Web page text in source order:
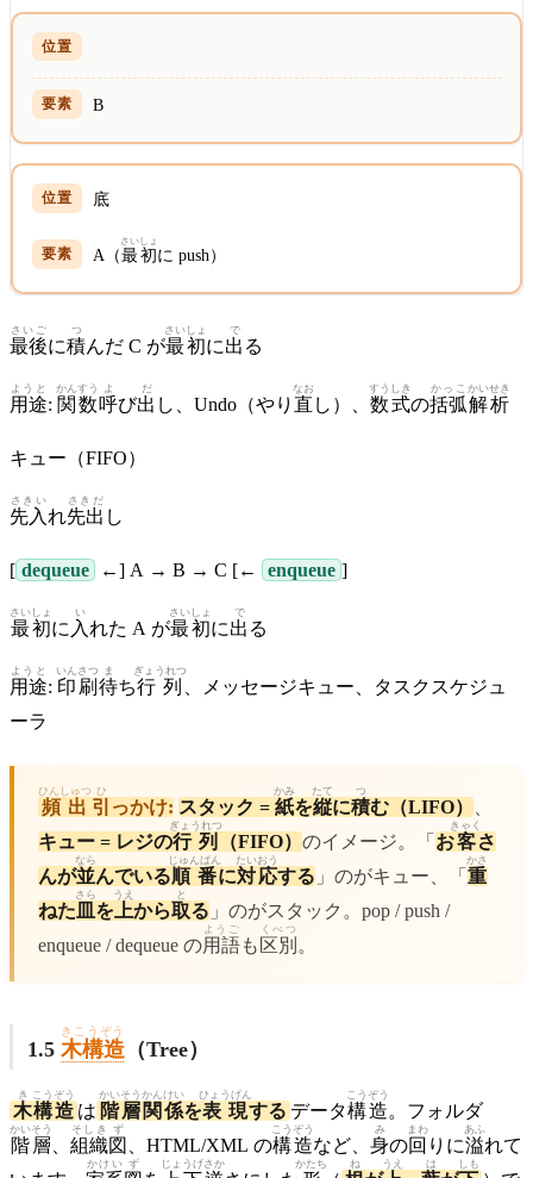
B
底
A（最初
さいしょ
に push）
最後
さいご
に積
つ
んだ C が最初
さいしょ
に出
で
る
用途
ようと
: 関数
かんすう
呼
よ
び出
だ
し、Undo（やり 直
なお
し）、 数式
すうしき
の括弧
かっこ
解析
かいせき
キュー（FIFO）
先入
さきい
れ先出
さきだ
し
[ dequeue ←] A → B → C [← enqueue ]
最初
さいしょ
に 入
い
れた A が最初
さいしょ
に出
で
る
用途
ようと
: 印刷
いんさつ
待
ま
ち行列
ぎょうれつ
、メッセージキュー、タスクスケジュ
ーラ
頻出
ひんしゅつ
引
ひ
っかけ: スタック = 紙
かみ
を縦
たて
に積
つ
む（LIFO）
キュー = レジの行列
ぎょうれつ
（FIFO） のイメージ。「 お客
きゃく
さ
んが並
なら
んでいる順番
じゅんばん
に対応
たいおう
する 」のがキュー、「 重
かさ
ねた 皿
さら
を 上
うえ
から取
と
る 」のがスタック。pop / push /
enqueue / dequeue の用語
ようご
も 区別
くべつ
。
1.5 木構造
きこうぞう
（Tree）
木
き
構造
こうぞう
は 階層
かいそう
関係
かんけい
を表現
ひょうげん
する データ構造
こうぞう
。フォルダ
階層
かいそう
組織
そしき
図
ず
、HTML/XML の構造
こうぞう
など、 身
み
の回
まわ
りに溢
あふ
れて
かけい ず じょうげさか かたち ね うえ は しも